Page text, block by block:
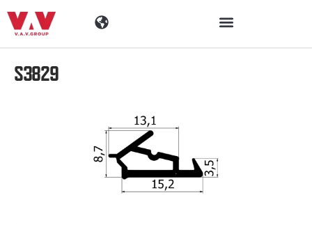
Materiaalit
Yritys
S3829